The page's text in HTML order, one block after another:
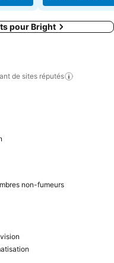
pour Bright
de sites réputés
non-fumeurs